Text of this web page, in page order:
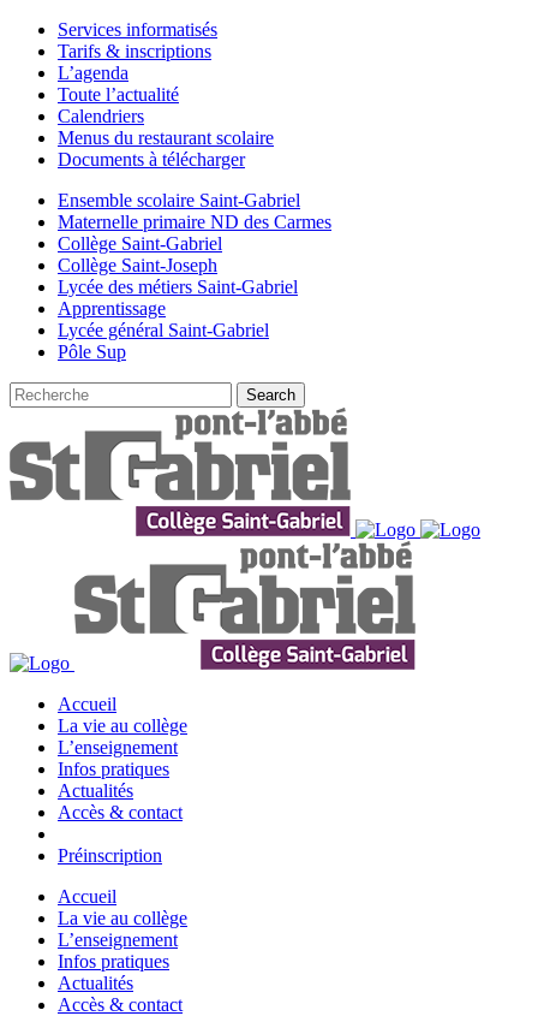
Services informatisés
Tarifs & inscriptions
L’agenda
Toute l’actualité
Calendriers
Menus du restaurant scolaire
Documents à télécharger
Ensemble scolaire Saint-Gabriel
Maternelle primaire ND des Carmes
Collège Saint-Gabriel
Collège Saint-Joseph
Lycée des métiers Saint-Gabriel
Apprentissage
Lycée général Saint-Gabriel
Pôle Sup
Accueil
La vie au collège
L’enseignement
Infos pratiques
Actualités
Accès & contact
Préinscription
Accueil
La vie au collège
L’enseignement
Infos pratiques
Actualités
Accès & contact